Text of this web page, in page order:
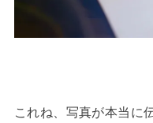
これね、写真が本当に